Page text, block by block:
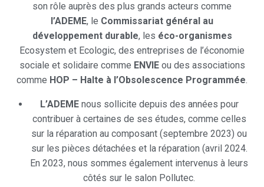
son rôle auprès des plus grands acteurs comme
l’ADEME, le Commissariat général au
développement durable, les éco-organismes
Ecosystem et Ecologic, des entreprises de l’économie
sociale et solidaire comme ENVIEou des associations
comme HOP – Halte à l’Obsolescence Programmée.
L’ADEMEnous sollicite depuis des années pour
contribuer à certaines de ses études, comme celles
sur la réparation au composant (septembre 2023) ou
sur les pièces détachées et la réparation (avril 2024.
En 2023, nous sommes également intervenus à leurs
côtés sur le salon Pollutec.